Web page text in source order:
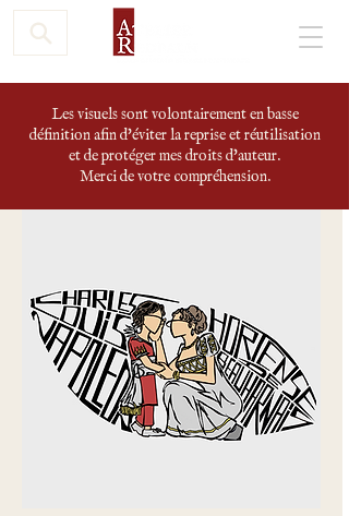
Les visuels sont volontairement en basse
définition afin d'éviter la reprise et réutilisation
et de protéger mes droits d'auteur.
Merci de votre compréhension.